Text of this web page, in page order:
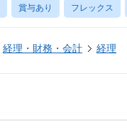
賞与あり フレックス
経理・財務・会計 経理